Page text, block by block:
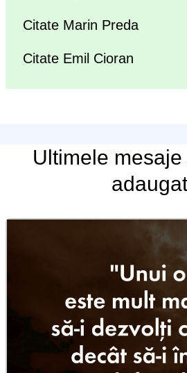
Citate Marin Preda
Citate Emil Cioran
Ultimele